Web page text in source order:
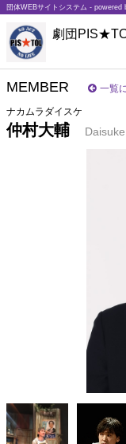
団体WEBサイトシステム - powered
劇団
MEMBER 一覧
ナカムラダイスケ
仲村大輔